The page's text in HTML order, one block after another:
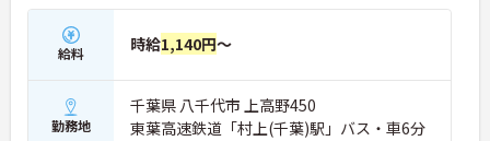
給料 時給1,140円～
勤務地
千葉県 八千代市 上高野450
東葉高速鉄道「村上(千葉)駅」バス・車6分